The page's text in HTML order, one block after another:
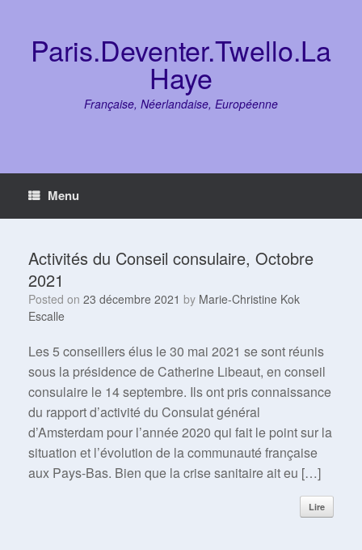
contentParis.Deventer.Twello.La
Haye
Française, Néerlandaise, Européenne
Menu
Activités du Conseil consulaire, Octobre
2021
Posted on 23 décembre 2021 by Marie-Christine Kok
Escalle
Les 5 conseillers élus le 30 mai 2021 se sont réunis
sous la présidence de Catherine Libeaut, en conseil
consulaire le 14 septembre. Ils ont pris connaissance
du rapport d’activité du Consulat général
d’Amsterdam pour l’année 2020 qui fait le point sur la
situation et l’évolution de la communauté française
aux Pays-Bas. Bien que la crise sanitaire ait eu […]
Lire